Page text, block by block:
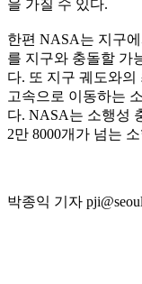
을 가질 수 있다.
한편 NASA는 지구
를 지구와 충돌할 가
다. 또 지구 궤도와의
고속으로 이동하는
다. NASA는 소행성
2만 8000개가 넘는
박종익 기자